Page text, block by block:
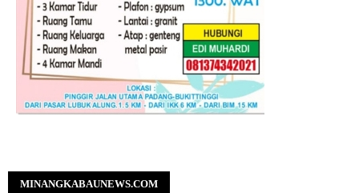
MINANGKABAUNEWS.COM